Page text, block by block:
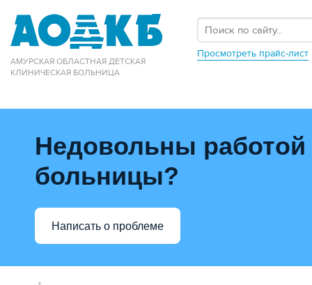
АМУРСКАЯ ОБЛАСТНАЯ ДЕТСКАЯ
КЛИНИЧЕСКАЯ БОЛЬНИЦА
Просмотреть прайс-лист
Недовольны работой
больницы?
Написать о проблеме